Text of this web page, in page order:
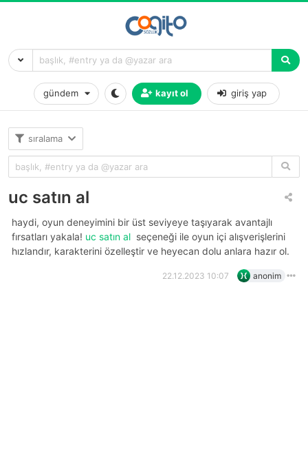
gündem kayıt ol giriş yap
sıralama
uc satın al
haydi, oyun deneyimini bir üst seviyeye taşıyarak avantajlı
fırsatları yakala! uc satın al seçeneği ile oyun içi alışverişlerini
hızlandır, karakterini özelleştir ve heyecan dolu anlara hazır ol.
22.12.2023 10:07 anonim